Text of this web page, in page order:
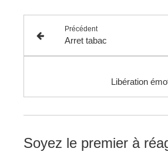
Précédent
Arret tabac
Libération
Soyez le premier à